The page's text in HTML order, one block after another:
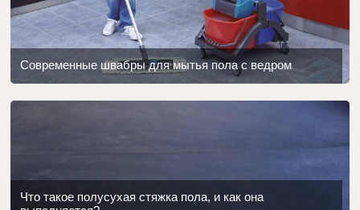
Современные швабры для мытья пола с ведром
Что такое полусухая стяжка пола, и как она